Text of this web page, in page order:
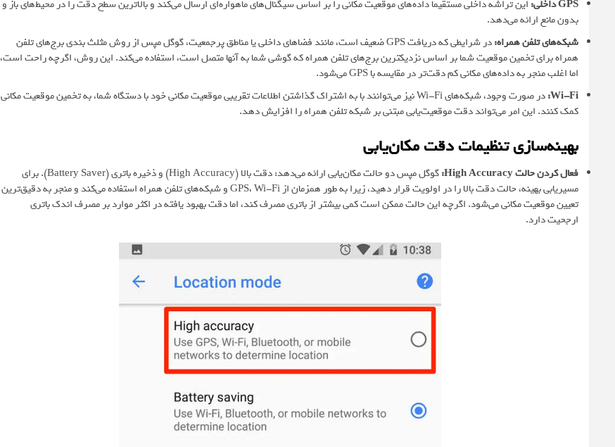
GPS داخلی
: این تراشه داخلی مستقیما داده‌های موقعیت مکانی را بر اساس سیگنال‌های ماهواره‌ای ارسال می‌کند و بالاترین سطح دقت را در محیط‌های باز و
بدون مانع ارائه می‌دهد.
شبکه‌های تلفن همراه:
در شرایطی که دریافت GPS ضعیف است، مانند فضاهای داخلی یا مناطق پرجمعیت، گوگل مپس از روش مثلث بندی برج‌های تلفن
همراه برای تخمین موقعیت شما بر اساس نزدیکترین برج‌های تلفن همراه که گوشی شما به آنها متصل است، استفاده می‌کند. این روش، اگرچه راحت است،
اما اغلب منجر به داده‌های مکانی کم دقت‌تر در مقایسه با GPS می‌شود.
Wi-Fi:
در صورت وجود، شبکه‌های Wi-Fi نیز می‌توانند با به اشتراک گذاشتن اطلاعات تقریبی موقعیت مکانی خود با دستگاه شما، به تخمین موقعیت مکانی
کمک کنند. این امر می‌تواند دقت موقعیت‌یابی مبتنی بر شبکه تلفن همراه را افزایش دهد.
بهینه‌سازی تنظیمات دقت مکان‌یابی
فعال کردن حالت High Accuracy :
گوگل مپس دو حالت مکان‌یابی ارائه می‌دهد: دقت بالا (High Accuracy) و ذخیره باتری (Battery Saver). برای
مسیریابی بهینه، حالت دقت بالا را در اولویت قرار دهید، زیرا به طور همزمان از GPS، Wi-Fi و شبکه‌های تلفن همراه استفاده می‌کند و منجر به دقیق‌ترین
تعیین موقعیت مکانی می‌شود. اگرچه این حالت ممکن است کمی بیشتر از باتری مصرف کند، اما دقت بهبود یافته در اکثر موارد بر مصرف اندک باتری
ارجحیت دارد.